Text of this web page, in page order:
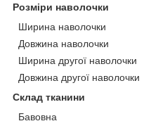
Розміри наволочки
Ширина наволочки
Довжина наволочки
Ширина другої наволочки
Довжина другої наволочки
Склад тканини
Бавовна